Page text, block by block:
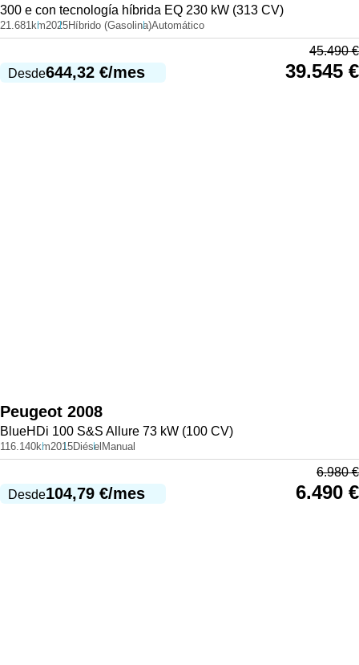
300 e con tecnología híbrida EQ 230 kW (313 CV)
21.681km2025Híbrido (Gasolina)Automático
Desde644,32 €/mes
45.490€
39.545 €
Peugeot 2008
BlueHDi 100 S&S Allure 73 kW (100 CV)
116.140km2015Diésel Manual
Desde104,79 €/mes
6.980€
6.490 €